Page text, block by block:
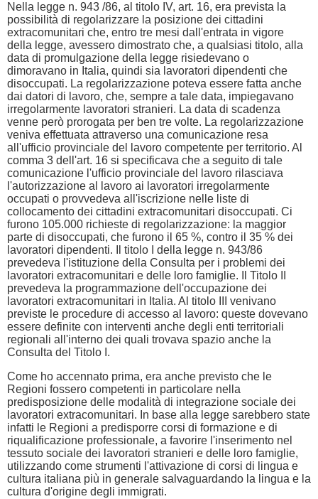
Nella legge n. 943 /86, al titolo IV, art. 16, era prevista la
possibilità di regolarizzare la posizione dei cittadini
extracomunitari che, entro tre mesi dall'entrata in vigore
della legge, avessero dimostrato che, a qualsiasi titolo, alla
data di promulgazione della legge risiedevano o
dimoravano in Italia, quindi sia lavoratori dipendenti che
disoccupati. La regolarizzazione poteva essere fatta anche
dai datori di lavoro, che, sempre a tale data, impiegavano
irregolarmente lavoratori stranieri. La data di scadenza
venne però prorogata per ben tre volte. La regolarizzazione
veniva effettuata attraverso una comunicazione resa
all'ufficio provinciale del lavoro competente per territorio. Al
comma 3 dell'art. 16 si specificava che a seguito di tale
comunicazione l'ufficio provinciale del lavoro rilasciava
l'autorizzazione al lavoro ai lavoratori irregolarmente
occupati o provvedeva all'iscrizione nelle liste di
collocamento dei cittadini extracomunitari disoccupati. Ci
furono 105.000 richieste di regolarizzazione: la maggior
parte di disoccupati, che furono il 65 %, contro il 35 % dei
lavoratori dipendenti. Il titolo I della legge n. 943/86
prevedeva l'istituzione della Consulta per i problemi dei
lavoratori extracomunitari e delle loro famiglie. Il Titolo II
prevedeva la programmazione dell'occupazione dei
lavoratori extracomunitari in Italia. Al titolo III venivano
previste le procedure di accesso al lavoro: queste dovevano
essere definite con interventi anche degli enti territoriali
regionali all'interno dei quali trovava spazio anche la
Consulta del Titolo I.
Come ho accennato prima, era anche previsto che le
Regioni fossero competenti in particolare nella
predisposizione delle modalità di integrazione sociale dei
lavoratori extracomunitari. In base alla legge sarebbero state
infatti le Regioni a predisporre corsi di formazione e di
riqualificazione professionale, a favorire l'inserimento nel
tessuto sociale dei lavoratori stranieri e delle loro famiglie,
utilizzando come strumenti l'attivazione di corsi di lingua e
cultura italiana più in generale salvaguardando la lingua e la
cultura d'origine degli immigrati.